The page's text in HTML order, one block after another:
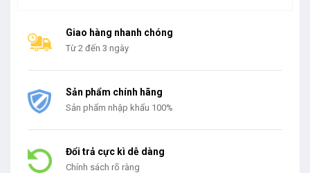
Giao hàng nhanh chóng
Từ 2 đến 3 ngày
Sản phẩm chính hãng
Sản phẩm nhập khẩu 100%
Đổi trả cực kì dễ dàng
Chính sách rõ ràng